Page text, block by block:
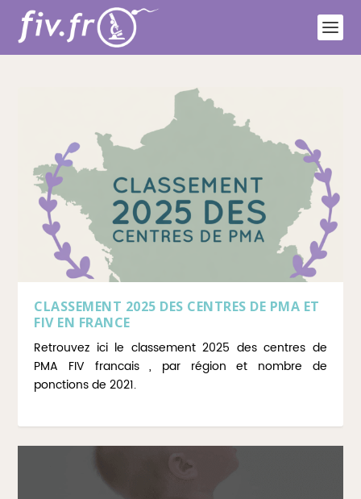
CLASSEMENT 2025 DES CENTRES DE PMA ET
FIV EN FRANCE
Retrouvez ici le classement 2025 des centres de
PMA FIV francais , par région et nombre de
ponctions de 2021.